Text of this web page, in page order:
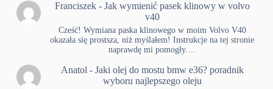
Franciszek- Jak wymienić pasek klinowy w volvo
v40
Cześć! Wymiana paska klinowego w moim Volvo V40
okazała się prostsza, niż myślałem! Instrukcje na tej stronie
naprawdę mi pomogły.…
Anatol - Jaki olej do mostu bmw e36? poradnik
wyboru najlepszego oleju